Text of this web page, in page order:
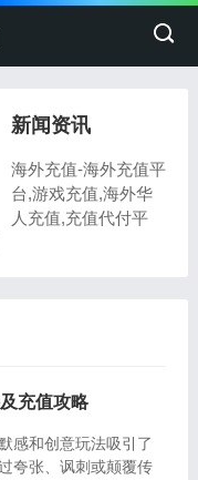
新闻资讯
海外充值-海外充值平
台,游戏充值,海外华
人充值,充值代付平
充值攻略
感和创意玩法吸引了
夸张、讽刺或颠覆传